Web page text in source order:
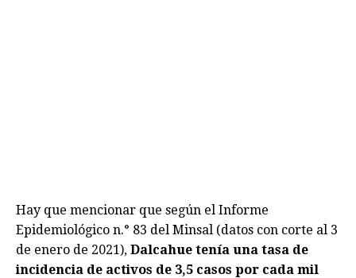
Hay que mencionar que según el Informe
Epidemiológico n.° 83 del Minsal (datos con corte al 3
de enero de 2021), Dalcahue tenía una tasa de
incidencia de activos de 3,5 casos por cada mil